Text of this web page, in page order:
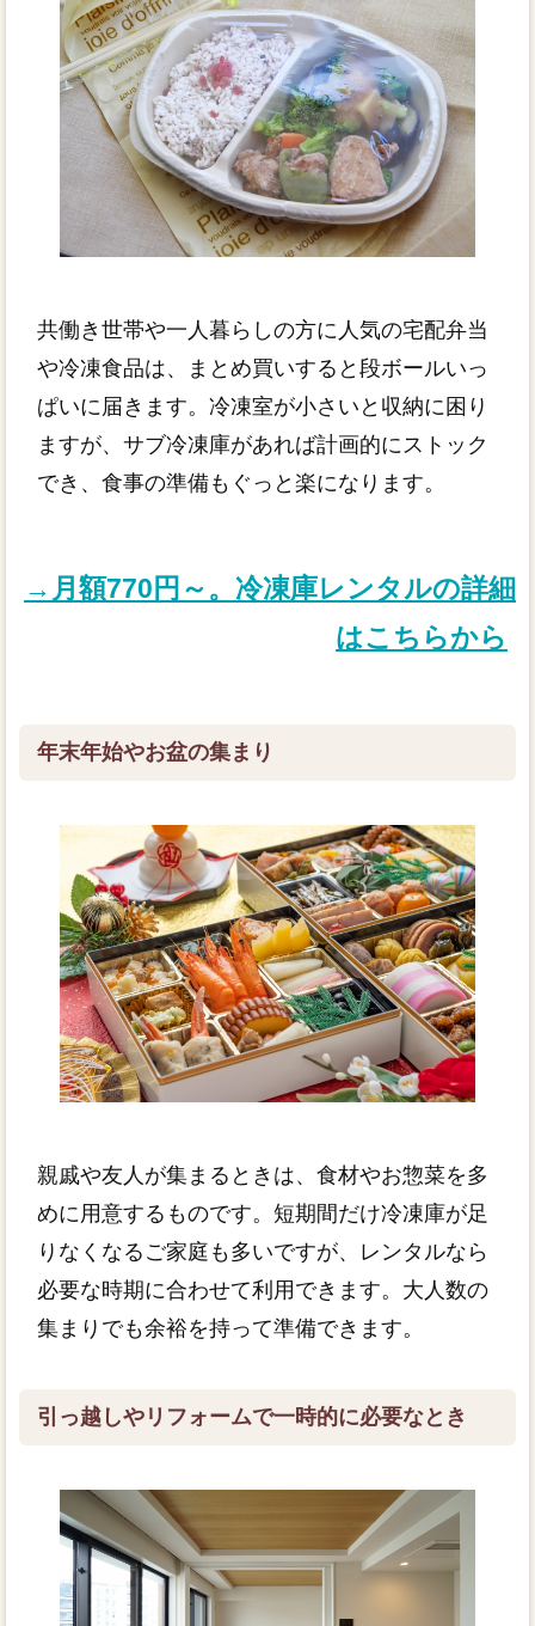
共働き世帯や一人暮らしの方に人気の宅配弁当
や冷凍食品は、まとめ買いすると段ボールいっ
ぱいに届きます。冷凍室が小さいと収納に困り
ますが、サブ冷凍庫があれば計画的にストック
でき、食事の準備もぐっと楽になります。
→月額770円～。冷凍庫レンタルの詳細
はこちらから
年末年始やお盆の集まり
親戚や友人が集まるときは、食材やお惣菜を多
めに用意するものです。短期間だけ冷凍庫が足
りなくなるご家庭も多いですが、レンタルなら
必要な時期に合わせて利用できます。大人数の
集まりでも余裕を持って準備できます。
引っ越しやリフォームで一時的に必要なとき